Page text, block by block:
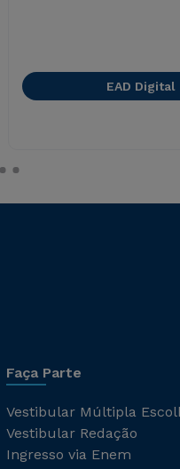
EAD Digital
Faça Parte
Vestibular Múltipla
Vestibular Redação
Ingresso via Enem